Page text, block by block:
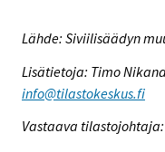
Lähde: Siviilisäädyn
Lisätietoja: Timo
info@tilastokeskus.fi
Vastaava